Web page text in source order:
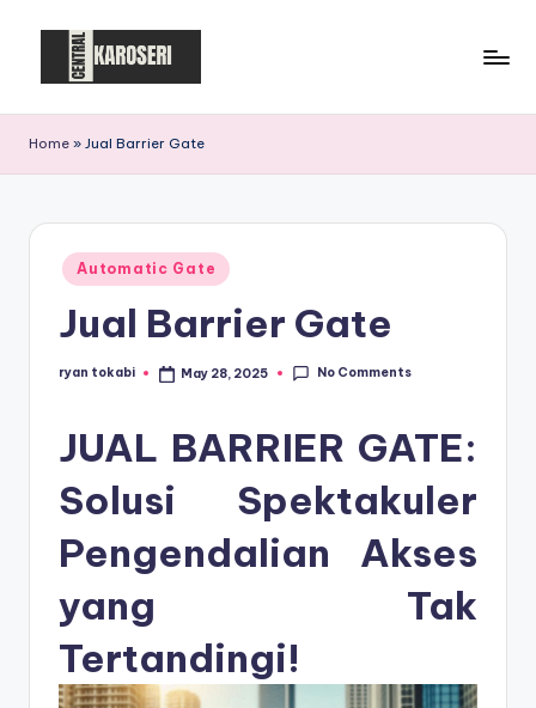
e
n
t
K
Home » Jual Barrier Gate
Posted
in
Automatic Gate
Jual Barrier Gate
Posted
ryan tokabi May 28, 2025 No Comments
JUAL BARRIER GATE:
Solusi Spektakuler
Pengendalian Akses
yang Tak
Tertandingi!